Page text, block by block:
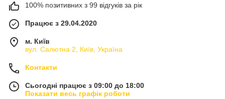
100% позитивних з 99 відгуків за рік
Працює з 29.04.2020
м. Київ
вул. Салютна 2, Київ, Україна
Контакти
Сьогодні працює з 09:00 до 18:00
Показати весь графік роботи